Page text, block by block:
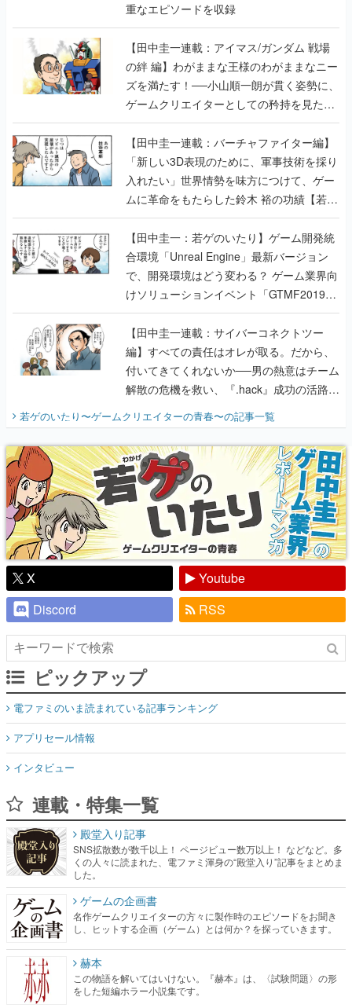
重なエピソードを収録
【田中圭一連載：アイマス/ガンダム 戦場
の絆 編】わがままな王様のわがままなニー
ズを満たす！──小山順一朗が貫く姿勢に、
ゲームクリエイターとしての矜持を見た
【若ゲのいたり最終回】
【田中圭一連載：バーチャファイター編】
「新しい3D表現のために、軍事技術を採り
入れたい」世界情勢を味方につけて、ゲー
ムに革命をもたらした鈴木 裕の功績【若ゲ
のいたり】
【田中圭一：若ゲのいたり】ゲーム開発統
合環境「Unreal Engine」最新バージョン
で、開発環境はどう変わる？ ゲーム業界向
けソリューションイベント「GTMF2019」
に行って、より理解を深めよう【PR】
【田中圭一連載：サイバーコネクトツー
編】すべての責任はオレが取る。だから、
付いてきてくれないか──男の熱意はチーム
解散の危機を救い、『.hack』成功の活路を
開く。業界の快男児・松山 洋に流れる血は
『少年ジャンプ』色だった【若ゲのいた
り】
若ゲのいたり〜ゲームクリエイターの青春〜の記事一覧
X
Youtube
Discord
RSS
ピックアップ
電ファミのいま読まれている記事ランキング
アプリセール情報
インタビュー
連載・特集一覧
殿堂入り記事
SNS拡散数が数千以上！ ページビュー数万以上！ などなど。多
くの人々に読まれた、電ファミ渾身の“殿堂入り”記事をまとめま
した。
ゲームの企画書
名作ゲームクリエイターの方々に製作時のエピソードをお聞き
し、ヒットする企画（ゲーム）とは何か？を探っていきます。
赫本
この物語を解いてはいけない。『赫本』は、〈試験問題〉の形
をした短編ホラー小説集です。